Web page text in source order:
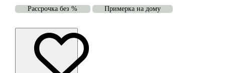
Рассрочка без % Примерка на дому